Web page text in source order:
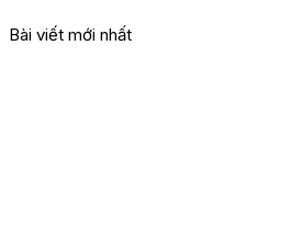
Bài viết mới nhất